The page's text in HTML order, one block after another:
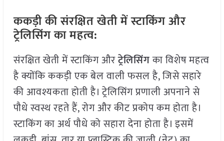
ककड़ी की संरक्षित खेती में स्टाकिंग और
ट्रेलिसिंग का महत्व:
संरक्षित खेती में स्टाकिंग औरट्रेलिसिंगका विशेष महत्व
है क्योंकि ककड़ी एक बेल वाली फसल है, जिसे सहारे
की आवश्यकता होती है। ट्रेलिसिंग प्रणाली अपनाने से
पौधे स्वस्थ रहते हैं, रोग और कीट प्रकोप कम होता है।
स्टाकिंग का अर्थ पौधे को सहारा देना होता है। इसमें